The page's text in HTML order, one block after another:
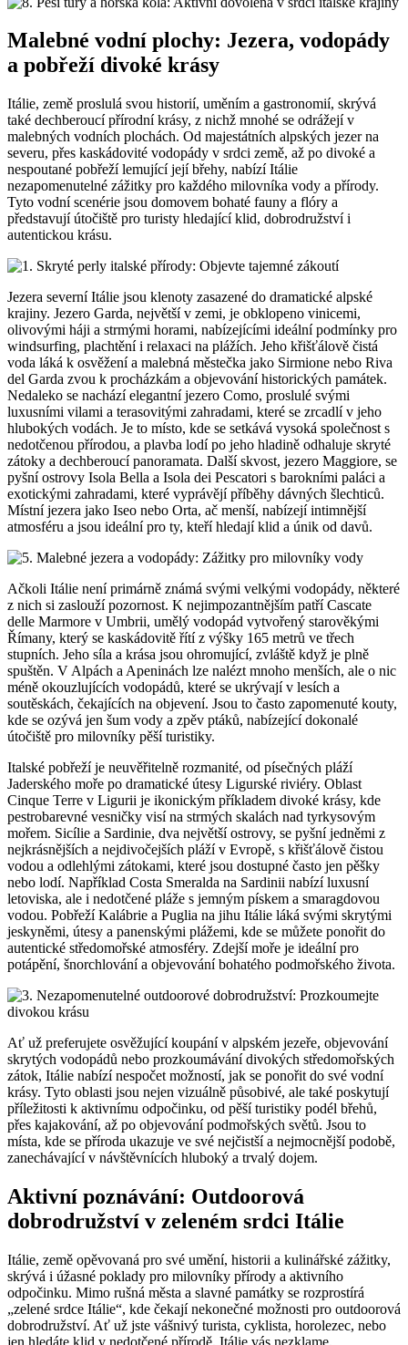
Malebné vodní plochy: Jezera, vodopády
a pobřeží divoké krásy
Itálie, země proslulá svou historií, uměním a gastronomií, skrývá
také dechberoucí přírodní krásy, z nichž mnohé se odrážejí v
malebných vodních plochách. Od majestátních alpských jezer na
severu, přes kaskádovité vodopády v srdci země, až po divoké a
nespoutané pobřeží lemující její břehy, nabízí Itálie
nezapomenutelné zážitky pro každého milovníka vody a přírody.
Tyto vodní scenérie jsou domovem bohaté fauny a flóry a
představují útočiště pro turisty hledající klid, dobrodružství i
autentickou krásu.
Jezera severní Itálie jsou klenoty zasazené do dramatické alpské
krajiny. Jezero Garda, největší v zemi, je obklopeno vinicemi,
olivovými háji a strmými horami, nabízejícími ideální podmínky pro
windsurfing, plachtění i relaxaci na plážích. Jeho křišťálově čistá
voda láká k osvěžení a malebná městečka jako Sirmione nebo Riva
del Garda zvou k procházkám a objevování historických památek.
Nedaleko se nachází elegantní jezero Como, proslulé svými
luxusními vilami a terasovitými zahradami, které se zrcadlí v jeho
hlubokých vodách. Je to místo, kde se setkává vysoká společnost s
nedotčenou přírodou, a plavba lodí po jeho hladině odhaluje skryté
zátoky a dechberoucí panoramata. Další skvost, jezero Maggiore, se
pyšní ostrovy Isola Bella a Isola dei Pescatori s barokními paláci a
exotickými zahradami, které vyprávějí příběhy dávných šlechticů.
Místní jezera jako Iseo nebo Orta, ač menší, nabízejí intimnější
atmosféru a jsou ideální pro ty, kteří hledají klid a únik od davů.
Ačkoli Itálie není primárně známá svými velkými vodopády, některé
z nich si zaslouží pozornost. K nejimpozantnějším patří Cascate
delle Marmore v Umbrii, umělý vodopád vytvořený starověkými
Římany, který se kaskádovitě řítí z výšky 165 metrů ve třech
stupních. Jeho síla a krása jsou ohromující, zvláště když je plně
spuštěn. V Alpách a Apeninách lze nalézt mnoho menších, ale o nic
méně okouzlujících vodopádů, které se ukrývají v lesích a
soutěskách, čekajících na objevení. Jsou to často zapomenuté kouty,
kde se ozývá jen šum vody a zpěv ptáků, nabízející dokonalé
útočiště pro milovníky pěší turistiky.
Italské pobřeží je neuvěřitelně rozmanité, od písečných pláží
Jaderského moře po dramatické útesy Ligurské riviéry. Oblast
Cinque Terre v Ligurii je ikonickým příkladem divoké krásy, kde
pestrobarevné vesničky visí na strmých skalách nad tyrkysovým
mořem. Sicílie a Sardinie, dva největší ostrovy, se pyšní jedněmi z
nejkrásnějších a nejdivočejších pláží v Evropě, s křišťálově čistou
vodou a odlehlými zátokami, které jsou dostupné často jen pěšky
nebo lodí. Například Costa Smeralda na Sardinii nabízí luxusní
letoviska, ale i nedotčené pláže s jemným pískem a smaragdovou
vodou. Pobřeží Kalábrie a Puglia na jihu Itálie láká svými skrytými
jeskyněmi, útesy a panenskými plážemi, kde se můžete ponořit do
autentické středomořské atmosféry. Zdejší moře je ideální pro
potápění, šnorchlování a objevování bohatého podmořského života.
Ať už preferujete osvěžující koupání v alpském jezeře, objevování
skrytých vodopádů nebo prozkoumávání divokých středomořských
zátok, Itálie nabízí nespočet možností, jak se ponořit do své vodní
krásy. Tyto oblasti jsou nejen vizuálně působivé, ale také poskytují
příležitosti k aktivnímu odpočinku, od pěší turistiky podél břehů,
přes kajakování, až po objevování podmořských světů. Jsou to
místa, kde se příroda ukazuje ve své nejčistší a nejmocnější podobě,
zanechávající v návštěvnících hluboký a trvalý dojem.
Aktivní poznávání: Outdoorová
dobrodružství v zeleném srdci Itálie
Itálie, země opěvovaná pro své umění, historii a kulinářské zážitky,
skrývá i úžasné poklady pro milovníky přírody a aktivního
odpočinku. Mimo rušná města a slavné památky se rozprostírá
„zelené srdce Itálie“, kde čekají nekonečné možnosti pro outdoorová
dobrodružství. Ať už jste vášnivý turista, cyklista, horolezec, nebo